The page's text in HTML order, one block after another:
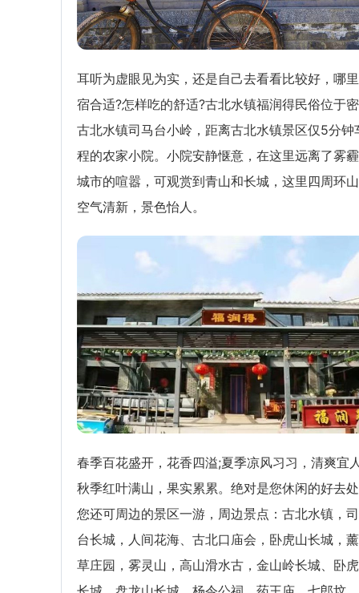
耳听为虚眼见为实，还是自己去看看比较好，哪
宿合适?怎样吃的舒适?古北水镇福润得民俗位于
古北水镇司马台小岭，距离古北水镇景区仅5分钟
程的农家小院。小院安静惬意，在这里远离了雾
城市的喧嚣，可观赏到青山和长城，这里四周环
空气清新，景色怡人。
春季百花盛开，花香四溢;夏季凉风习习，清爽宜
秋季红叶满山，果实累累。绝对是您休闲的好去
您还可周边的景区一游，周边景点：古北水镇，
台长城，人间花海、古北口庙会，卧虎山长城，
草庄园，雾灵山，高山滑水古，金山岭长城、卧